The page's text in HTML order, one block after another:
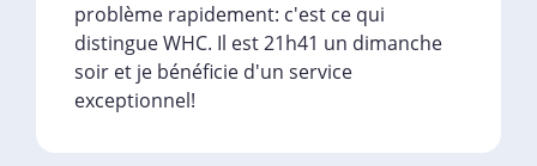
problème rapidement: c'est ce qui
distingue WHC. Il est 21h41 un dimanche
soir et je bénéficie d'un service
exceptionnel!